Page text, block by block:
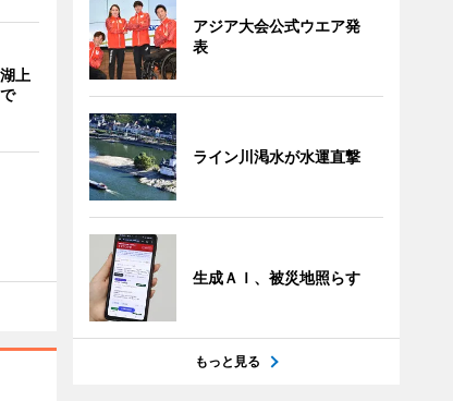
上
アジア大会公式ウエア発
表
ライン川渇水が水運直撃
生成ＡＩ、被災地照らす
もっと見る